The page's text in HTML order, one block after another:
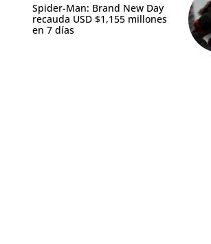
Spider-Man: Brand New Day
recauda USD $1,155 millones
en 7 días